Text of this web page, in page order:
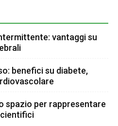
vantaggi su
benefici su diabete,
spazio per rappresentare